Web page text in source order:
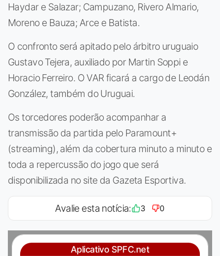
Haydar e Salazar; Campuzano, Rivero Almario,
Moreno e Bauza; Arce e Batista.
O confronto será apitado pelo árbitro uruguaio
Gustavo Tejera, auxiliado por Martin Soppi e
Horacio Ferreiro. O VAR ficará a cargo de Leodán
González, também do Uruguai.
Os torcedores poderão acompanhar a
transmissão da partida pelo Paramount+
(streaming), além da cobertura minuto a minuto e
toda a repercussão do jogo que será
disponibilizada no site da Gazeta Esportiva.
Avalie esta notícia: 3 0
Aplicativo SPFC.net